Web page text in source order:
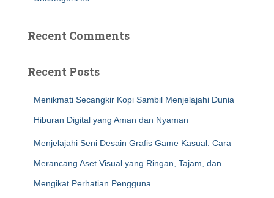
Recent Comments
Recent Posts
Menikmati Secangkir Kopi Sambil Menjelajahi Dunia
Hiburan Digital yang Aman dan Nyaman
Menjelajahi Seni Desain Grafis Game Kasual: Cara
Merancang Aset Visual yang Ringan, Tajam, dan
Mengikat Perhatian Pengguna